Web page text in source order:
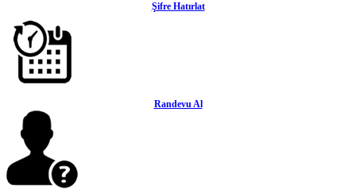
Şifre Hatırlat
Randevu Al